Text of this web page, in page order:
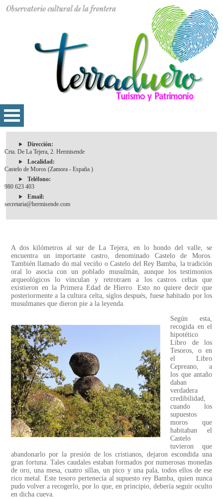
Dirección:
Crta. De La Tejera, 2. Hermisende
Localidad:
Castelo de Moros (Zamora - España )
Teléfono:
980 623 403
Email:
secretaria@hermisende.com
A dos kilómetros al sur de La Tejera, en lo hondo del valle, se
encuentra un importante castro, denominado Castelo de Moros.
También llamado do mal veciño o Castelo del Rey Bamba, la tradición
oral lo asocia con un poblado musulmán, aunque los testimonios
arqueológicos lo vinculan y retrotraen a los castros celtas que
existieron en la Primera Edad de Hierro. Esto no quiere decir que
posteriormente a la cultura celta, siglos después, fuese habitado por los
musulmanes que dieron pie a la leyenda.
Según esta,
recogida en el
hipotético
Libro de los
Tesoros, o en
el Libro
Cepreano, a
los que antaño
daban
verdadera
credibilidad,
cuando los
supuestos
moros que
habitaban el
Castelo
tuvieron que
abandonarlo por la presión de los cristianos, dejaron escondida una
gran fortuna. Tales caudales estaban formados por numerosas monedas
de oro, una mesa, cuatro sillas, un pico y una pala, todos ellos de ese
rico metal. Este tesoro pertenecía al supuesto rey Bamba, quien nunca
pudo volver a recogerlo, por lo que, en principio, debería seguir oculto
en dicha cueva.